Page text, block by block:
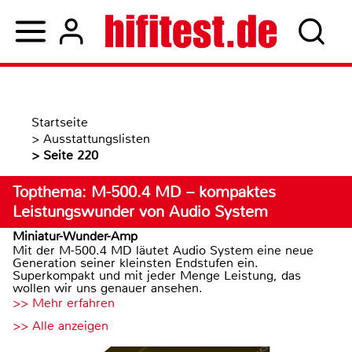
Startseite
> Ausstattungslisten
> Seite 220
Topthema: M-500.4 MD – kompaktes
Leistungswunder von Audio System
Miniatur-Wunder-Amp
Mit der M-500.4 MD läutet Audio System eine neue
Generation seiner kleinsten Endstufen ein.
Superkompakt und mit jeder Menge Leistung, das
wollen wir uns genauer ansehen.
>> Mehr erfahren
>> Alle anzeigen